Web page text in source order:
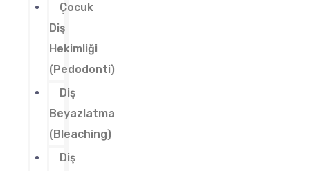
Çocuk
Diş
Hekimliği
(Pedodonti)
Diş
Beyazlatma
(Bleaching)
Diş